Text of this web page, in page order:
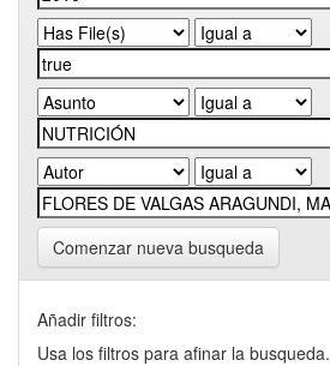
Comenzar nueva busqueda
Añadir filtros:
Usa los filtros para afinar la busqueda.